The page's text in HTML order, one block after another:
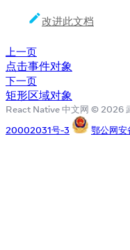
改进此文档
上一页
点击事件对象
下一页
矩形区域对象
React Native 中文网 © 2026
20002031号-3
鄂公网